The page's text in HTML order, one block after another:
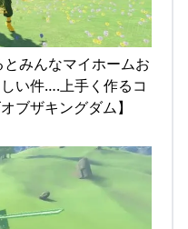
とみんなマイホームお
い件….上手く作るコ
ブザキングダム】